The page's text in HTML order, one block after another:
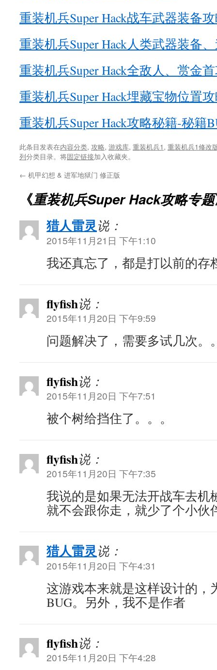
重装机兵Super Hack战车武器装备
重装机兵Super Hack人类武器装备
重装机兵Super Hack全敌人、赏金
重装机兵Super Hack埋藏宝物位置
重装机兵Super Hack攻略秘籍-秘籍
此条目发表在内容分类, 攻略, 游戏库, 重装机兵1, 重装机兵1修改
列分类目录。将固定链接加入收藏夹。
← 机甲幻想 & 进军地狱门 修正版
《重装机兵Super Hack攻略专题
猎人雷灵说：
2015年11月21日 下午1:10
我还真忘了，都是打以前的存
flyfish说：
2015年11月20日 下午9:59
问题解决了，需要多试几次。
flyfish说：
2015年11月20日 下午7:51
被个树给挡住了。。。
flyfish说：
2015年11月20日 下午7:35
我说的是如果无法开战车去机
就不会跟你走，就少了个小
猎人雷灵说：
2015年11月20日 下午4:31
这游戏本来就是这样设计的，
BUG。另外，我不是作者
flyfish说：
2015年11月20日 下午4:28